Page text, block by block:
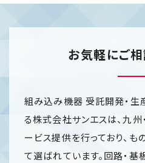
お気軽にご
組み込み機器 受託開発・
る株式会社サンエスは、九
ービス提供を行っており、も
て選ばれています。回路・